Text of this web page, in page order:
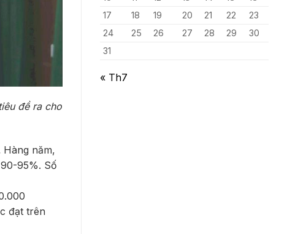
đề ra cho
năm,
95%. Số
đạt trên
17
18 19 20 21 22
23
24
25 26 27 28 29
30
31
« Th7